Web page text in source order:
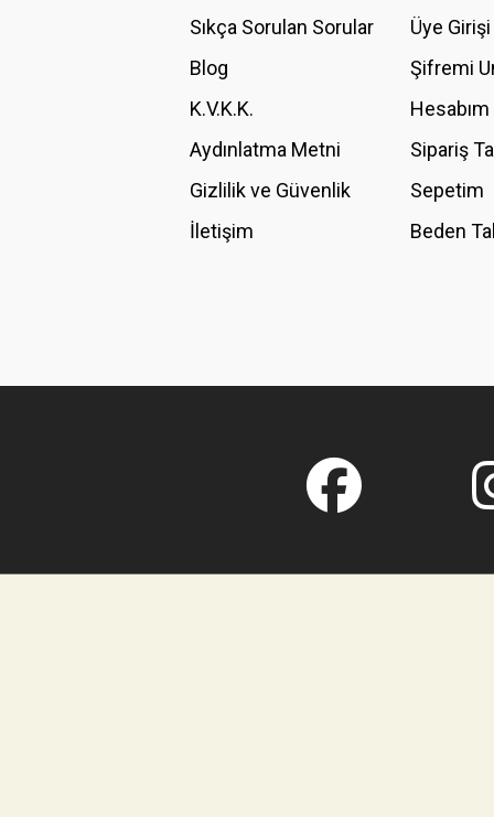
Ürün açıklamasında eksik bilgiler bulunuyor.
Ürün fiyatı diğer sitelerden daha pahalı.
Bu ürüne benzer farklı alternatifler olmalı.
Sıkça Sorulan Sorular
Blog
K.V.K.K.
Aydınlatma Metni
Gizlilik ve Güvenlik
İletişim
Üye Girişi
Şifremi
Hesabım
Sipariş
Sepetim
Beden